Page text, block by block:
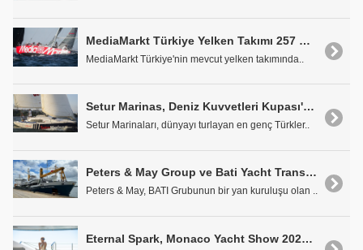
MediaMarkt Türkiye Yelken Takımı 257 Deniz Mili Mesafe Kat Etti
MediaMarkt Türkiye'nin mevcut yelken takımında..
Setur Marinas, Deniz Kuvvetleri Kupası'nda Genç Yelkencileri Destekliyor
Setur Marinaları, dünyayı turlayan en genç Türkler..
Peters & May Group ve Bati Yacht Transport, Ortak Girişim Kuruyor
Peters & May, BATI Grubunun bir yan kuruluşu olan ..
Eternal Spark, Monaco Yacht Show 2024'te Tanıtılacak